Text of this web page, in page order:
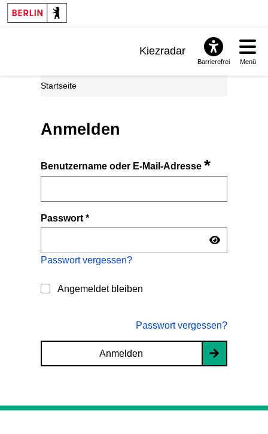
Kiezradar
Barrierefrei Menü
Startseite
Anmelden
Benutzername oder E-Mail-Adresse*
Passwort*
Passwort vergessen?
Angemeldet bleiben
Passwort vergessen?
Anmelden